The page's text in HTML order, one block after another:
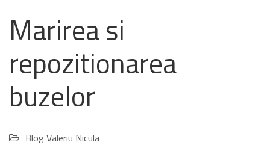
Marirea si
repozitionarea
buzelor
Blog Valeriu Nicula